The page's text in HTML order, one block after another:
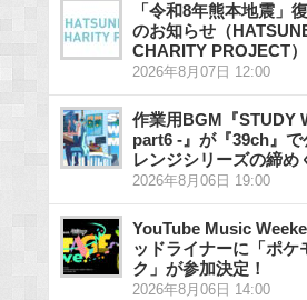
「令和8年熊本地震」
のお知らせ（
CHARITY PROJECT）
2026年8月07日 12:00
作業用BGM『STUDY
part6 -』が『39ch』
レンジシリーズの締め
2026年8月06日 19:00
YouTube Music
ッドライナーに「ポケ
ク」が参加決定！
2026年8月06日 14:00